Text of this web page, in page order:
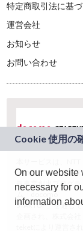
特定商取引法に基
運営会社
お知らせ
お問い合わせ
ドコモグループの新
規事業創出プログラ
ム「docomo
STARTUP」を通じて
On our website
necessary for
information